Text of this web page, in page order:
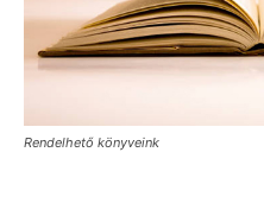
Rendelhető könyveink